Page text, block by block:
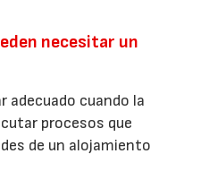
necesitar un
adecuado cuando la
procesos que
de un alojamiento